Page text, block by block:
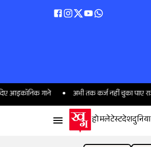
अभी तक कर्ज नहीं चुका पाए राजपाल यादव,
होमलेटेस्टदेशदुनिया